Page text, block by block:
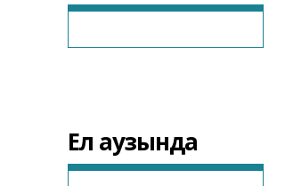
Ел аузында